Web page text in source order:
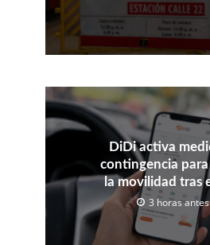
DiDi activa
contingencia
la movilidad tras
3 horas antes